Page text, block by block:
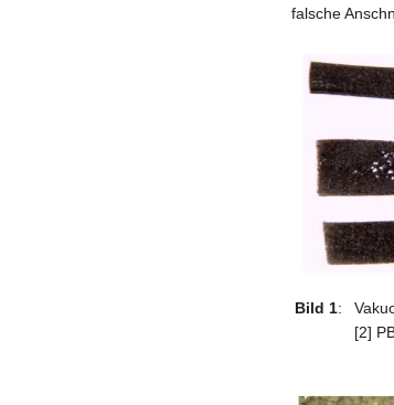
falsche
Bild 1:
[2]